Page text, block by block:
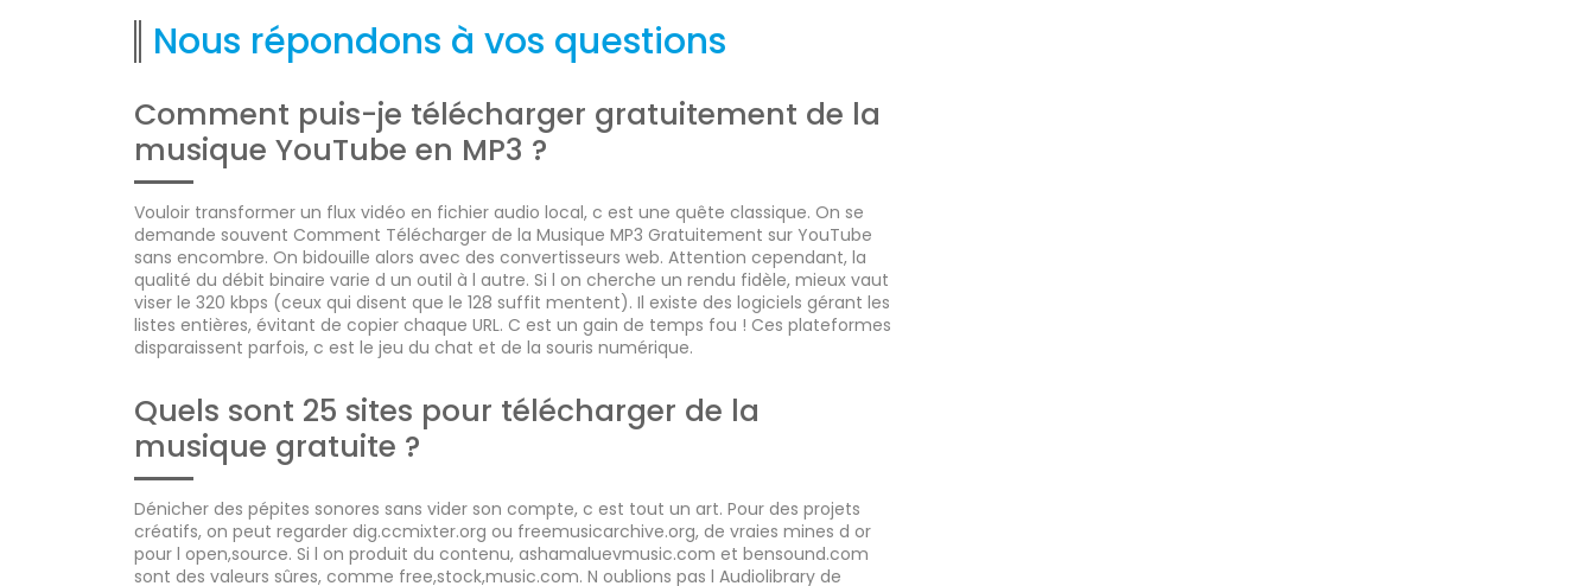
Nous répondons à vos questions
Comment puis-je télécharger gratuitement de la
musique YouTube en MP3 ?
Vouloir transformer un flux vidéo en fichier audio local, c est une quête classique. On se
demande souvent Comment Télécharger de la Musique MP3 Gratuitement sur YouTube
sans encombre. On bidouille alors avec des convertisseurs web. Attention cependant, la
qualité du débit binaire varie d un outil à l autre. Si l on cherche un rendu fidèle, mieux vaut
viser le 320 kbps (ceux qui disent que le 128 suffit mentent). Il existe des logiciels gérant les
listes entières, évitant de copier chaque URL. C est un gain de temps fou ! Ces plateformes
disparaissent parfois, c est le jeu du chat et de la souris numérique.
Quels sont 25 sites pour télécharger de la
musique gratuite ?
Dénicher des pépites sonores sans vider son compte, c est tout un art. Pour des projets
créatifs, on peut regarder dig.ccmixter.org ou freemusicarchive.org, de vraies mines d or
pour l open,source. Si l on produit du contenu, ashamaluevmusic.com et bensound.com
sont des valeurs sûres, comme free,stock,music.com. N oublions pas l Audiolibrary de